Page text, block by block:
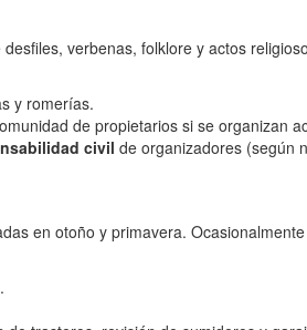
verbenas, folklore y actos
y romerías.
de propietarios si se organizan
civil de organizadores (según
en otoño y primavera.